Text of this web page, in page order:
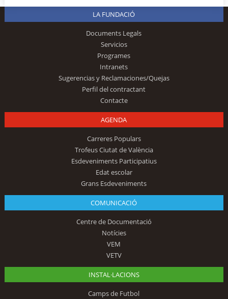
LA FUNDACIÓ
Documents Legals
Servicios
Programes
Intranets
Sugerencias y Reclamaciones/Quejas
Perfil del contractant
Contacte
AGENDA
Carreres Populars
Trofeus Ciutat de València
Esdeveniments Participatius
Edat escolar
Grans Esdeveniments
COMUNICACIÓ
Centre de Documentació
Notícies
VEM
VETV
INSTAL·LACIONS
Camps de Futbol